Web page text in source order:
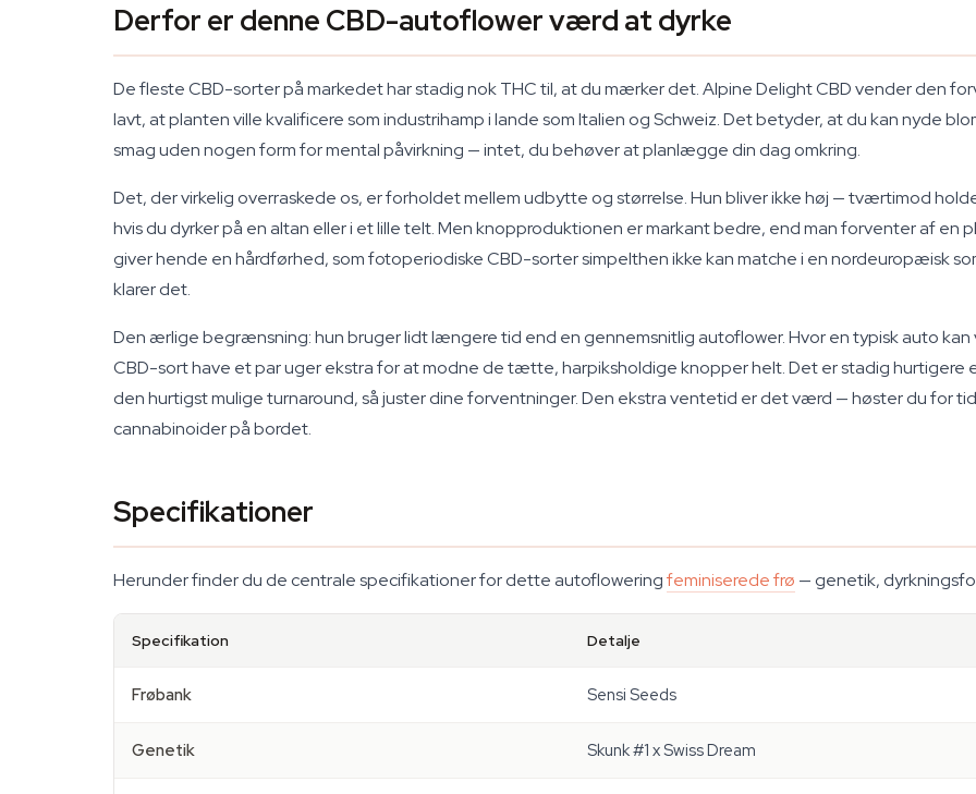
Derfor er denne CBD-autoflower værd at dyrke
De fleste CBD-sorter på markedet har stadig nok THC til, at du mærker det. Alpine Delight CBD vender den
lavt, at planten ville kvalificere som industrihamp i lande som Italien og Schweiz. Det betyder, at du kan nyde
smag uden nogen form for mental påvirkning — intet, du behøver at planlægge din dag omkring.
Det, der virkelig overraskede os, er forholdet mellem udbytte og størrelse. Hun bliver ikke høj — tværtimod
hvis du dyrker på en altan eller i et lille telt. Men knopproduktionen er markant bedre, end man forventer af en
giver hende en hårdførhed, som fotoperiodiske CBD-sorter simpelthen ikke kan matche i en nordeuropæisk
klarer det.
Den ærlige begrænsning: hun bruger lidt længere tid end en gennemsnitlig autoflower. Hvor en typisk auto
CBD-sort have et par uger ekstra for at modne de tætte, harpiksholdige knopper helt. Det er stadig hurtigere
den hurtigst mulige turnaround, så juster dine forventninger. Den ekstra ventetid er det værd — høster du for
cannabinoider på bordet.
Specifikationer
Herunder finder du de centrale specifikationer for dette autofloweringfeminiserede frø — genetik,
Specifikation Detalje
Frøbank Sensi Seeds
Genetik Skunk #1 x Swiss Dream